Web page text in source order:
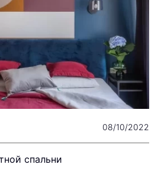
08/10/2022
спальни